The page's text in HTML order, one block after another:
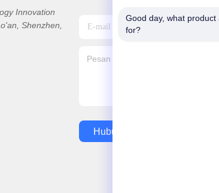
Innovation
Shenzhen,
Hubungi Kami
Good day, what product
for?